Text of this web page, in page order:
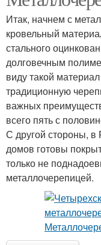
Итак, начнем с
кровельный
стального
долговечным
виду такой
традиционную
важных
всего пять с
С другой стороны, в
домов готовы
только не
металлочерепицей.